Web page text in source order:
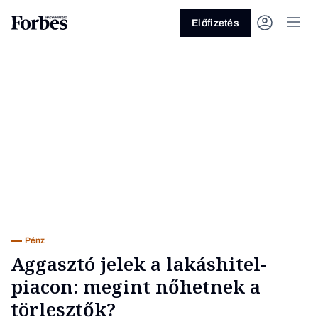
Előfizetés
Pénz
Aggasztó jelek a lakáshitel-
piacon: megint nőhetnek a
törlesztők?